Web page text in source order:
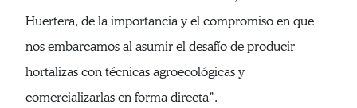
Huertera, de la importancia y el compromiso en que
nos embarcamos al asumir el desafío de producir
hortalizas con técnicas agroecológicas y
comercializarlas en forma directa”.